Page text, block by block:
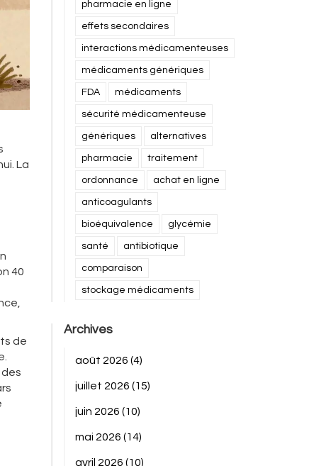
La
40
de
des
pharmacie en ligne
effets secondaires
interactions médicamenteuses
médicaments génériques
FDA médicaments
sécurité médicamenteuse
génériques alternatives
pharmacie traitement
ordonnance achat en ligne
anticoagulants
bioéquivalence glycémie
santé antibiotique
comparaison
stockage médicaments
Archives
août 2026 (4)
juillet 2026 (15)
juin 2026 (10)
mai 2026 (14)
avril 2026 (10)